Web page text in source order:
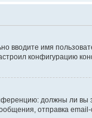
вводите имя
конфигурацию
должны ли
отправка